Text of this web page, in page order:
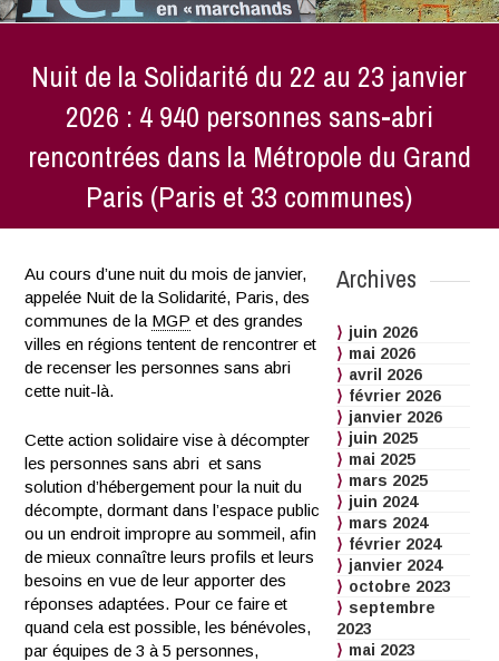
Nuit de la Solidarité du 22 au 23 janvier
2026 : 4 940 personnes sans-abri
rencontrées dans la Métropole du Grand
Paris (Paris et 33 communes)
Au cours d’une nuit du mois de janvier,
appelée Nuit de la Solidarité, Paris, des
communes de la MGP et des grandes
villes en régions tentent de rencontrer et
de recenser les personnes sans abri
cette nuit-là.
Cette action solidaire vise à décompter
les personnes sans abri et sans
solution d’hébergement pour la nuit du
décompte, dormant dans l’espace public
ou un endroit impropre au sommeil, afin
de mieux connaître leurs profils et leurs
besoins en vue de leur apporter des
réponses adaptées. Pour ce faire et
quand cela est possible, les bénévoles,
par équipes de 3 à 5 personnes,
Archives
juin 2026
mai 2026
avril 2026
février 2026
janvier 2026
juin 2025
mai 2025
mars 2025
juin 2024
mars 2024
février 2024
janvier 2024
octobre 2023
septembre
2023
mai 2023